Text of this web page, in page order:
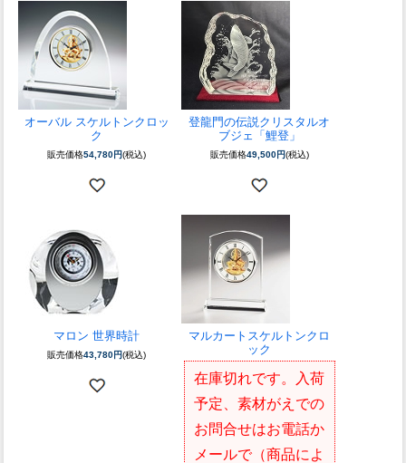
オーバル スケルトンクロッ
ク
販売価格54,780円(税込)
登龍門の伝説クリスタルオ
ブジェ「鯉登」
販売価格49,500円(税込)
マロン 世界時計
販売価格43,780円(税込)
マルカートスケルトンクロ
ック
在庫切れです。入荷
予定、素材がえでの
お問合せはお電話か
メールで（商品によ